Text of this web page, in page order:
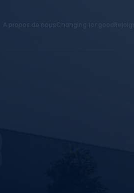
A propos de nous